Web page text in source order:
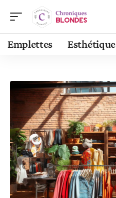
Emplettes Esthétique